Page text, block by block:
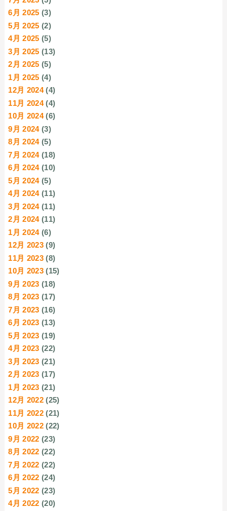
6月 2025 (3)
5月 2025 (2)
4月 2025 (5)
3月 2025 (13)
2月 2025 (5)
1月 2025 (4)
12月 2024(4)
11月 2024(4)
10月 2024(6)
9月 2024(3)
8月 2024(5)
7月 2024(18)
6月 2024(10)
5月 2024(5)
4月 2024(11)
3月 2024(11)
2月 2024(11)
1月 2024(6)
12月 2023 (9)
11月 2023 (8)
10月 2023 (15)
9月 2023 (18)
8月 2023 (17)
7月 2023 (16)
6月 2023 (13)
5月 2023 (19)
4月 2023 (22)
3月 2023 (21)
2月 2023 (17)
1月 2023 (21)
12月 2022 (25)
11月 2022 (21)
10月 2022 (22)
9月 2022 (23)
8月 2022 (22)
7月 2022 (22)
6月 2022 (24)
5月 2022 (23)
4月 2022 (20)